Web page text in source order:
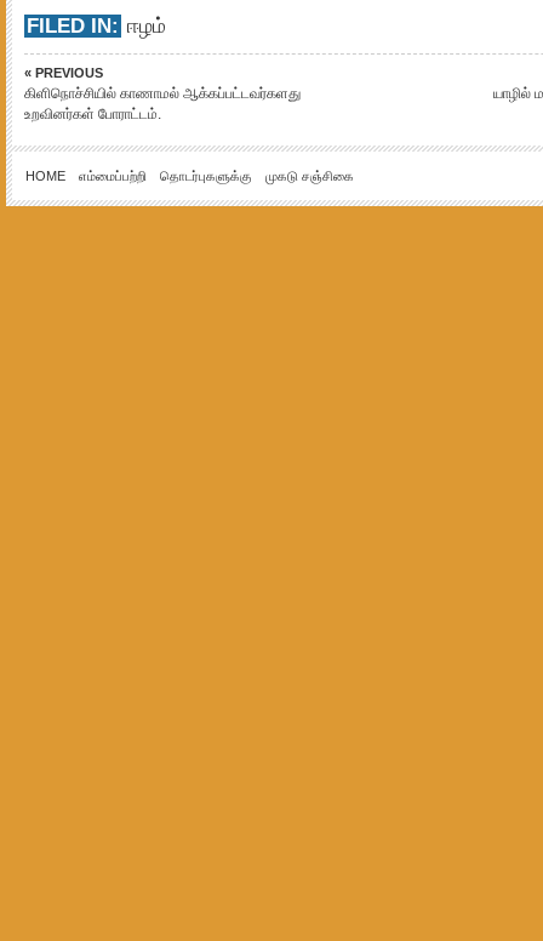
FILED IN: ஈழம்
« PREVIOUS
கிளிநொச்சியில் காணாமல் ஆக்கப்பட்டவர்களது
உறவினர்கள் போராட்டம்.
யாழில்
HOME எம்மைப்பற்றி தொடர்புகளுக்கு முகடு சஞ்சிகை